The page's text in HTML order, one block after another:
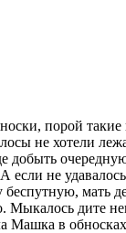
порой такие
не хотели
если не
мать
Мыкалось дите
Машка в